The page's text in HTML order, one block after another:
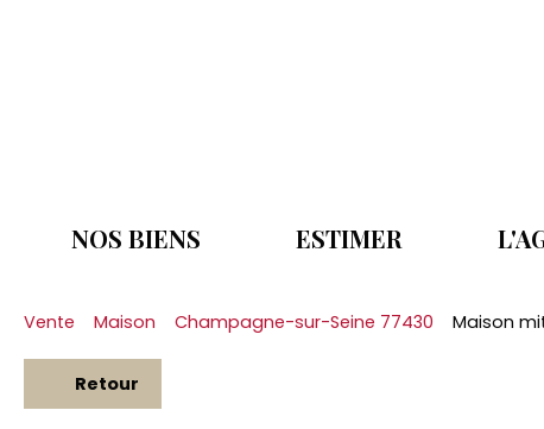
NOS BIENS ESTIMER
Vente Maison Champagne-sur-Seine 77430 Maison
Retour